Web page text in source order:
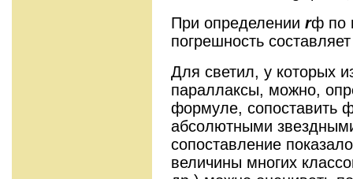
При определении rф по
погрешность
Для светил, у которых
параллаксы, можно,
формуле, сопоставить
абсолютными
сопоставление
величины многих